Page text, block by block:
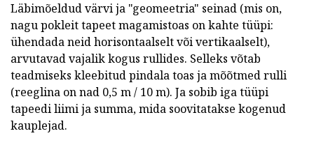
Läbimõeldud värvi ja "geomeetria" seinad (mis on,
nagu pokleit tapeet magamistoas on kahte tüüpi:
ühendada neid horisontaalselt või vertikaalselt),
arvutavad vajalik kogus rullides. Selleks võtab
teadmiseks kleebitud pindala toas ja mõõtmed rulli
(reeglina on nad 0,5 m / 10 m). Ja sobib iga tüüpi
tapeedi liimi ja summa, mida soovitatakse kogenud
kauplejad.